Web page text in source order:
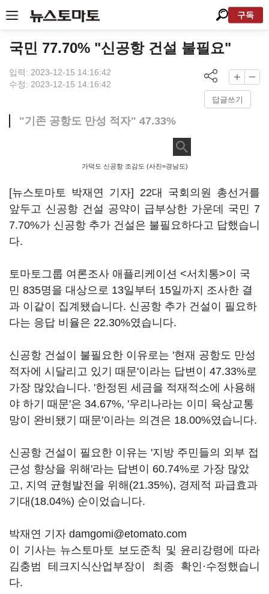
구독
국민 77.70% "신공항 건설 불필요"
입력: 2023-12-15 14:16:42
수정: 2023-12-15 14:16:42
답글쓰기
"기존 공항도 만성 적자" 47.33%
가덕도 신공항 조감도 (사진=경남도)
[뉴스토마토 박재연 기자] 22대 국회의원 총선거를
앞두고 신공항 건설 공약이 급부상한 가운데 국민 7
7.70%가 신공항 추가 건설은 불필요하다고 답했습니
다.
토마토그룹 여론조사 애플리케이션 <서치통>이 국
민 835명을 대상으로 13일부터 15일까지 조사한 결
과 이같이 집계됐습니다. 신공항 추가 건설이 필요하
다는 응답 비율은 22.30%였습니다.
신공항 건설이 불필요한 이유로는 '현재 공항도 만성
적자에 시달리고 있기 때문'이라는 답변이 47.33%로
가장 많았습니다. '한정된 세금을 적재적소에 사용해
야 하기 때문'은 34.67%, '우리나라는 이미 육상교통
망이 완비됐기 때문'이라는 의견은 18.00%였습니다.
신공항 건설이 필요한 이유는 '지방 주민들의 외부 접
근성 향상을 위해'라는 답변이 60.74%로 가장 많았
고, 지역 균형발전을 위해(21.35%), 경제적 파급효과
기대(18.04%) 순이었습니다.
박재연 기자 damgomi@etomato.com
이 기사는 뉴스토마토 보도준칙 및 윤리강령에 따라
김충범 테크지식산업부장이 최종 확인·수정했습니
다.